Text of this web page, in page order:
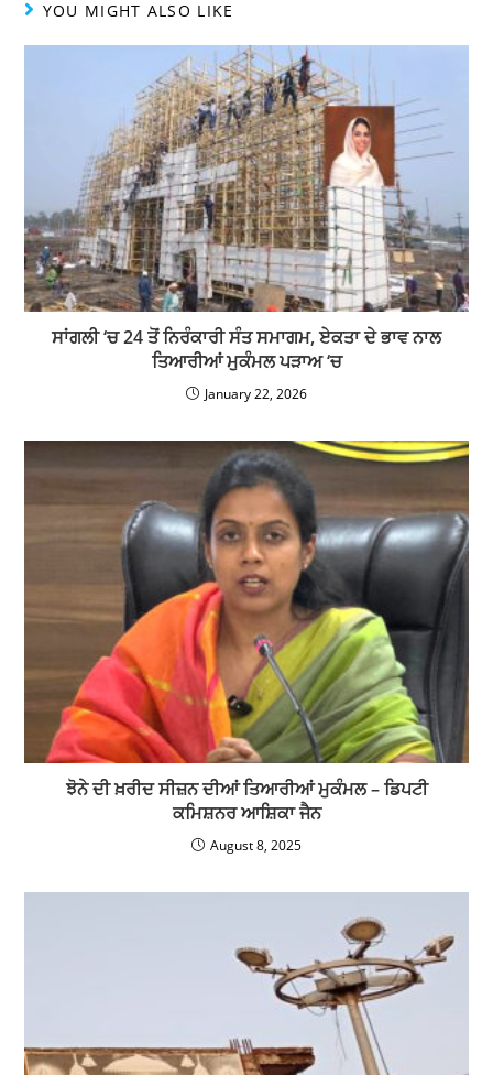
YOU MIGHT ALSO LIKE
ਸਾਂਗਲੀ ‘ਚ 24 ਤੋਂ ਨਿਰੰਕਾਰੀ ਸੰਤ ਸਮਾਗਮ, ਏਕਤਾ ਦੇ ਭਾਵ ਨਾਲ
ਤਿਆਰੀਆਂ ਮੁਕੰਮਲ ਪੜਾਅ ‘ਚ
January 22, 2026
ਝੋਨੇ ਦੀ ਖ਼ਰੀਦ ਸੀਜ਼ਨ ਦੀਆਂ ਤਿਆਰੀਆਂ ਮੁਕੰਮਲ – ਡਿਪਟੀ
ਕਮਿਸ਼ਨਰ ਆਸ਼ਿਕਾ ਜੈਨ
August 8, 2025